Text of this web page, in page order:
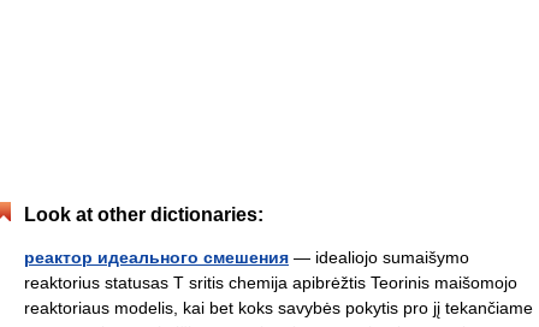
Look at other dictionaries:
реактор идеального смешения — idealiojo sumaišymo
reaktorius statusas T sritis chemija apibrėžtis Teorinis maišomojo
reaktoriaus modelis, kai bet koks savybės pokytis pro jį tekančiame